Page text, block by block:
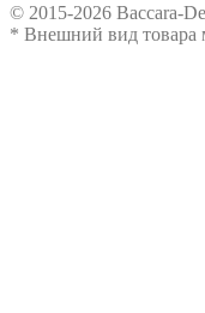
© 2015-2026 Baccara-
* Внешний вид товара